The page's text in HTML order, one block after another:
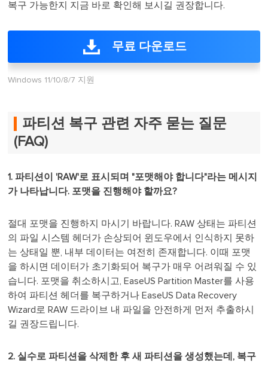
복구 가능한지 지금 바로 확인해 보시길 권장합니다.
무료 다운로드
Windows 11/10/8/7 지원
파티션 복구 관련 자주 묻는 질문
(FAQ)
1. 파티션이 'RAW'로 표시되며 "포맷해야 합니다"라는 메시지
가 나타납니다. 포맷을 진행해야 할까요?
절대 포맷을 진행하지 마시기 바랍니다. RAW 상태는 파티션
의 파일 시스템 헤더가 손상되어 윈도우에서 인식하지 못하
는 상태일 뿐, 내부 데이터는 여전히 존재합니다. 이때 포맷
을 하시면 데이터가 초기화되어 복구가 매우 어려워질 수 있
습니다. 포맷을 취소하시고, EaseUS Partition Master를 사용
하여 파티션 헤더를 복구하거나 EaseUS Data Recovery
Wizard로 RAW 드라이브 내 파일을 안전하게 먼저 추출하시
길 권장드립니다.
2. 실수로 파티션을 삭제한 후 새 파티션을 생성했는데, 복구